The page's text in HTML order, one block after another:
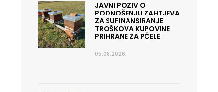
JAVNI POZIV O
PODNOŠENJU ZAHTJEVA
ZA SUFINANSIRANJE
TROŠKOVA KUPOVINE
PRIHRANE ZA PČELE
05.08.2026.